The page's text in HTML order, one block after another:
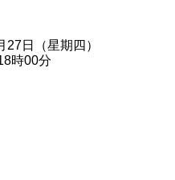
27日（星期四）
時00分